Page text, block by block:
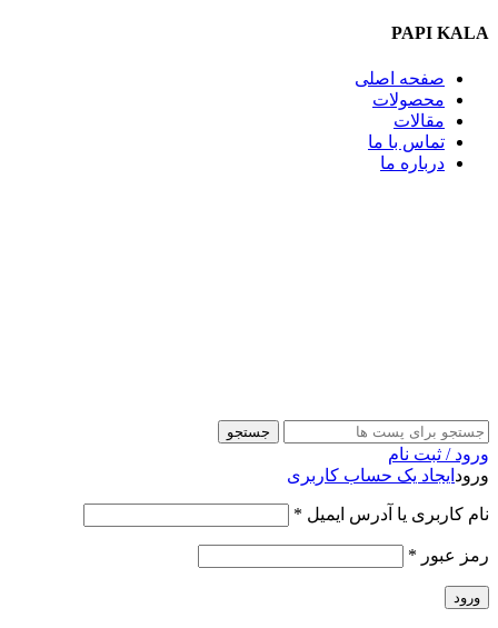
PAPI KALA
صفحه اصلی
محصولات
مقالات
تماس با ما
درباره ما
جستجو
ورود / ثبت نام
ورود ایجاد یک حساب کاربری
نام کاربری یا آدرس ایمیل *
رمز عبور *
ورود